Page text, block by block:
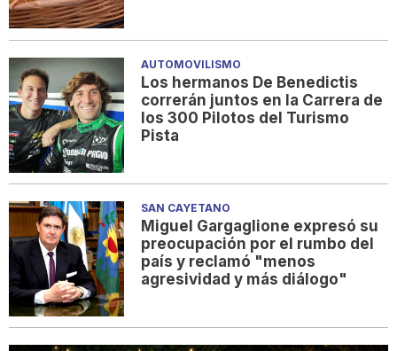
AUTOMOVILISMO
Los hermanos De Benedictis
correrán juntos en la Carrera de
los 300 Pilotos del Turismo
Pista
SAN CAYETANO
Miguel Gargaglione expresó su
preocupación por el rumbo del
país y reclamó "menos
agresividad y más diálogo"